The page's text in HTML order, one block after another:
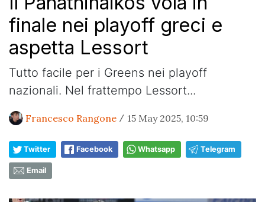
finale nei playoff greci e
aspetta Lessort
Tutto facile per i Greens nei playoff
nazionali. Nel frattempo Lessort...
Francesco Rangone / 15 May 2025, 10:59
Twitter Facebook Whatsapp Telegram
Email